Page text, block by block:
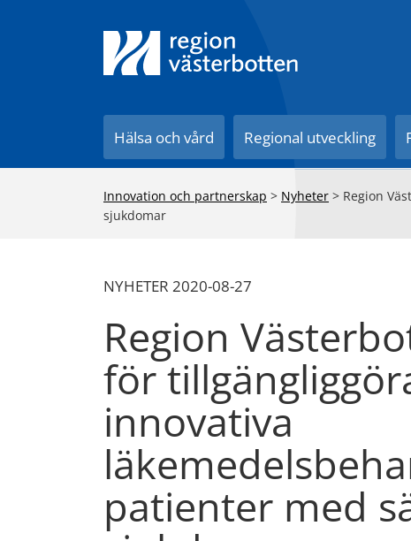
Hälsa och vård Regional utveckling
Innovation och partnerskap > Nyheter > Region
sjukdomar
NYHETER 2020-08-27
Region
för
innovativa
patienter med